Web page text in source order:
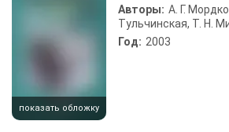
показать обложку
Авторы: А. Г.
Тульчинская, Т. Н.
Год: 2003